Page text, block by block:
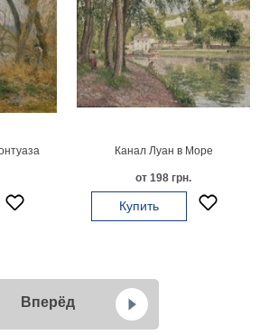
Канал Луан в Море
от 198 грн.
Купить
Вперёд